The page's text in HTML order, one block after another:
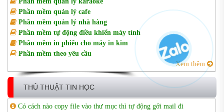
Phần mềm quản lý cafe
Phần mềm quản lý nhà hàng
Phần mềm tự động điều khiển máy tính
Phần mềm in phiếu cho máy in kim
Phần mềm theo yêu cầu
Xem thêm
THỦ THUẬT TIN HỌC
Có cách nào copy file vào thư mục thì tự động gởi mail đi